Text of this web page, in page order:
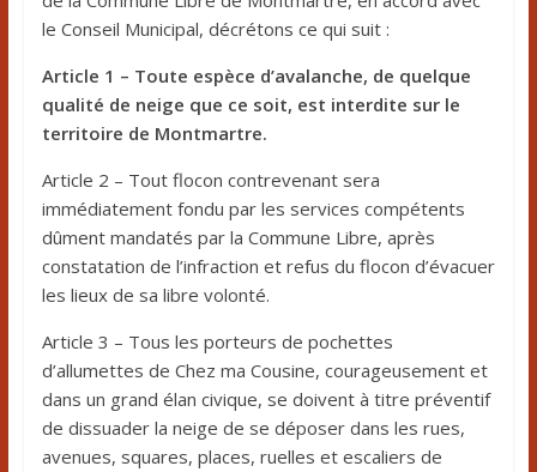
le Conseil Municipal, décrétons ce qui suit :
Article 1 – Toute espèce d’avalanche, de quelque
qualité de neige que ce soit, est interdite sur le
territoire de Montmartre.
Article 2 – Tout flocon contrevenant sera
immédiatement fondu par les services compétents
dûment mandatés par la Commune Libre, après
constatation de l’infraction et refus du flocon d’évacuer
les lieux de sa libre volonté.
Article 3 – Tous les porteurs de pochettes
d’allumettes de Chez ma Cousine, courageusement et
dans un grand élan civique, se doivent à titre préventif
de dissuader la neige de se déposer dans les rues,
avenues, squares, places, ruelles et escaliers de